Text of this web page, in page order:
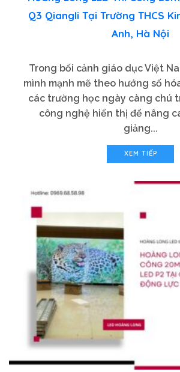
Q3 Qiangli Tại Trường THCS
Anh, Hà Nội
Trong bối cảnh giáo dục Việt
mình mạnh mẽ theo hướng số
các trường học ngày càng chú
công nghệ hiển thị để nâng
giảng...
XEM TIẾP